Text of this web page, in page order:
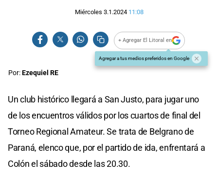
Miércoles 3.1.2024 11:08
+ Agregar El Litoral en
Agregar a tus medios preferidos en Google
Por:Ezequiel RE
Un club histórico llegará a San Justo, para jugar uno
de los encuentros válidos por los cuartos de final del
Torneo Regional Amateur. Se trata de Belgrano de
Paraná, elenco que, por el partido de ida, enfrentará a
Colón el sábado desde las 20.30.